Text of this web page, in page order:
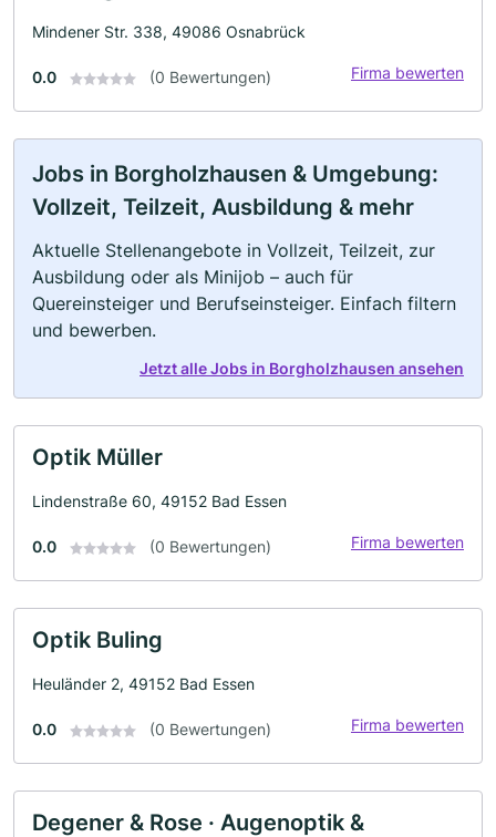
Mindener Str. 338, 49086 Osnabrück
0.0 (0 Bewertungen) Firma bewerten
Jobs in Borgholzhausen & Umgebung:
Vollzeit, Teilzeit, Ausbildung & mehr
Aktuelle Stellenangebote in Vollzeit, Teilzeit, zur
Ausbildung oder als Minijob – auch für
Quereinsteiger und Berufseinsteiger. Einfach filtern
und bewerben.
Jetzt alle Jobs in Borgholzhausen ansehen
Optik Müller
Lindenstraße 60, 49152 Bad Essen
0.0 (0 Bewertungen) Firma bewerten
Optik Buling
Heuländer 2, 49152 Bad Essen
0.0 (0 Bewertungen) Firma bewerten
Degener & Rose · Augenoptik &